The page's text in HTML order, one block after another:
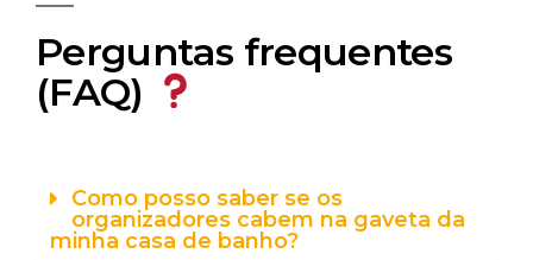
Perguntas frequentes
(FAQ)
Como posso saber se os
organizadores cabem na gaveta da
minha casa de banho?